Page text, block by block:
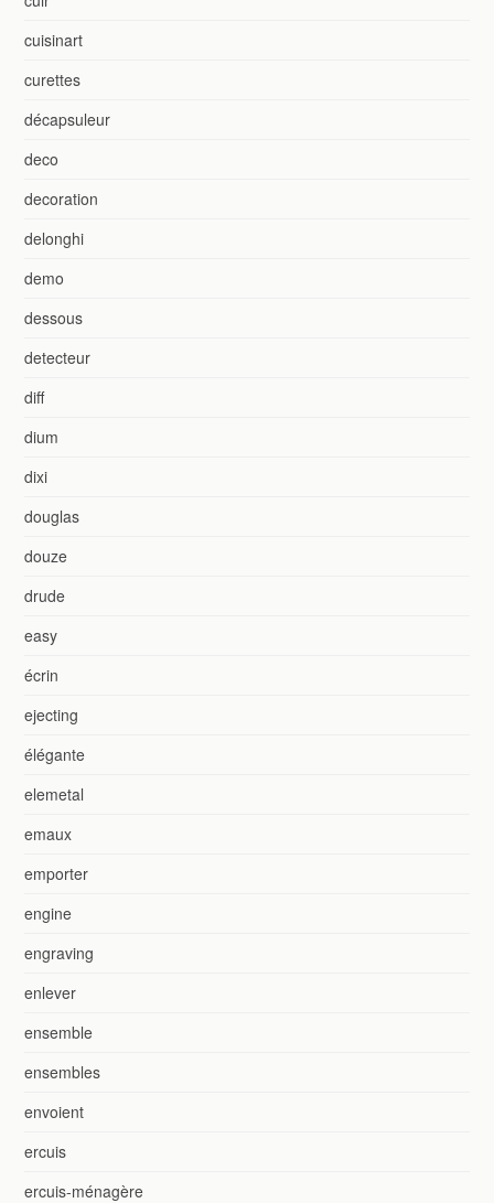
cuisinart
curettes
décapsuleur
deco
decoration
delonghi
demo
dessous
detecteur
diff
dium
dixi
douglas
douze
drude
easy
écrin
ejecting
élégante
elemetal
emaux
emporter
engine
engraving
enlever
ensemble
ensembles
envoient
ercuis
ercuis-ménagère